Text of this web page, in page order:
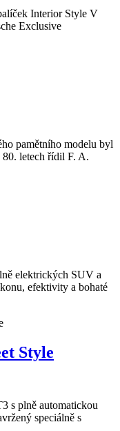
Interior Style V
Exclusive
pamětního modelu byl
letech řídil F. A.
elektrických SUV a
efektivity a bohaté
Style
s plně automatickou
speciálně s